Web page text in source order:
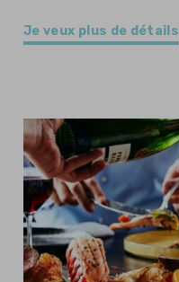
Je veux plus de détails